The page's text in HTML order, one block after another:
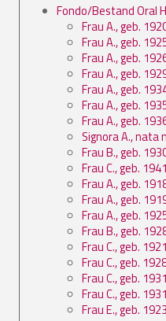
Fondo/Bestand Oral
Frau A., geb.
Frau A., geb.
Frau A., geb.
Frau A., geb.
Frau A., geb.
Frau A., geb.
Frau A., geb.
Signora A., nata
Frau B., geb.
Frau C., geb.
Frau A., geb.
Frau A., geb.
Frau A., geb.
Frau B., geb.
Frau C., geb.
Frau C., geb.
Frau C., geb.
Frau C., geb.
Frau E., geb.